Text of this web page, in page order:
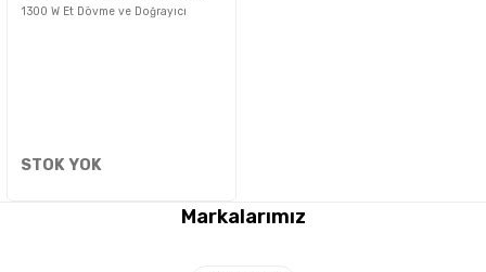
1300 W Et Dövme ve Doğrayıcı
STOK YOK
Markalarımız